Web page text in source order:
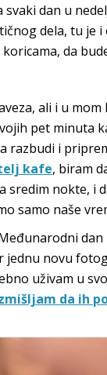
dan u
dela, tu je
da
ali i u
pet minuta
razbudi i
kafe, biram
sredim nokte, i
samo naše
jednu novu
uživam u
da ih